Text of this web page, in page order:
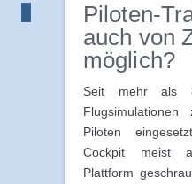
Piloten-
auch von
möglich?
Seit mehr als
Piloten
Cockpit meist
Plattform